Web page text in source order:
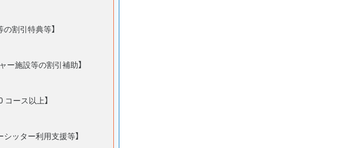
の割引特典等】
ー施設等の割引補助】
コース以上】
シッター利用支援等】